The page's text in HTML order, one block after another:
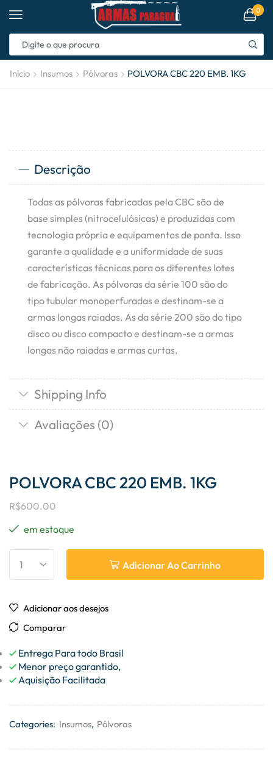
0
Início Insumos Pólvoras POLVORA CBC 220 EMB. 1KG
Descrição
Todas as pólvoras fabricadas pela CBC são de
base simples (nitrocelulósicas) e produzidas com
tecnologia própria e equipamentos de ponta. Isso
garante a qualidade e a uniformidade de suas
características técnicas para os diferentes lotes
de fabricação. As pólvoras da série 100 são do
tipo tubular monoperfuradas e destinam-se a
armas longas raiadas. As da série 200 são do tipo
disco ou disco compacto e destinam-se a armas
longas não raiadas e armas curtas.
Shipping Info
Avaliações (0)
POLVORA CBC 220 EMB. 1KG
R$600.00
em estoque
Adicionar Ao Carrinho
Adicionar aos desejos
Comparar
Entrega Para todo Brasil
Menor preço garantido,
Aquisição Facilitada
Categories: Insumos, Pólvoras